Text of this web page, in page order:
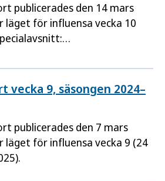
publicerades den 14 mars
läget för influensa vecka 10
vecka 9, säsongen 2024–
publicerades den 7 mars
läget för influensa vecka 9 (24